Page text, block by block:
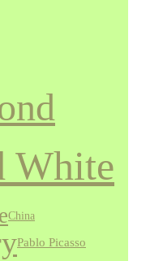
White
China
Pablo Picasso